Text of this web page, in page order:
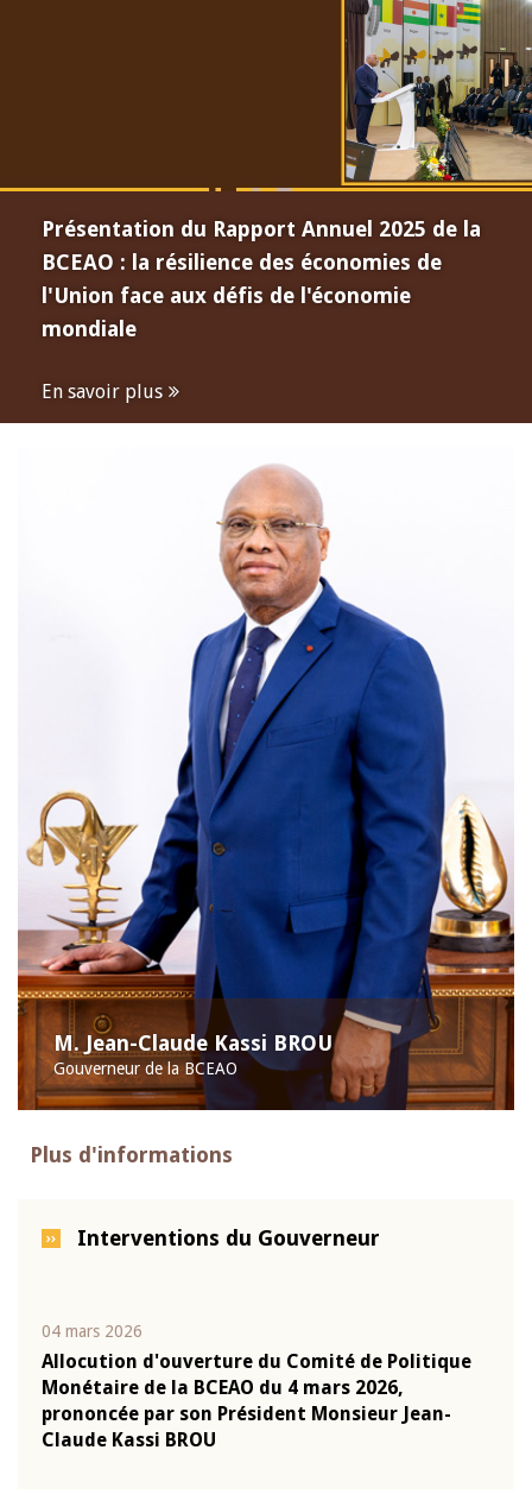
Présentation du Rapport Annuel 2025 de la
BCEAO : la résilience des économies de
l'Union face aux défis de l'économie
mondiale
En savoir plus
M. Jean-Claude Kassi BROU
Gouverneur de la BCEAO
Plus d'informations
Interventions du Gouverneur
04 mars 2026
Allocution d'ouverture du Comité de Politique
Monétaire de la BCEAO du 4 mars 2026,
prononcée par son Président Monsieur Jean-
Claude Kassi BROU